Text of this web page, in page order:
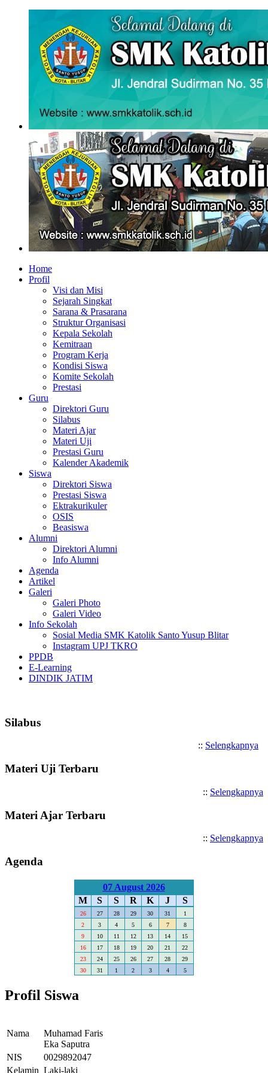
Home
Profil
Visi dan Misi
Sejarah Singkat
Sarana & Prasarana
Struktur Organisasi
Kepala Sekolah
Kemitraan
Program Kerja
Kondisi Siswa
Komite Sekolah
Prestasi
Guru
Direktori Guru
Silabus
Materi Ajar
Materi Uji
Prestasi Guru
Kalender Akademik
Siswa
Direktori Siswa
Prestasi Siswa
Ektrakurikuler
OSIS
Beasiswa
Alumni
Direktori Alumni
Info Alumni
Agenda
Artikel
Galeri
Galeri Photo
Galeri Video
Info Sekolah
Sosial Media SMK Katolik Santo Yusup Blitar
Instagram UPJ TKRO
PPDB
E-Learning
DINDIK JATIM
Silabus
:: Selengkapnya
Materi Uji Terbaru
:: Selengkapnya
Materi Ajar Terbaru
:: Selengkapnya
Agenda
07 August 2026
M
S S R K J S
26 27 28 29 30 31
1
2
3 4 5 6 7
8
9
10 11 12 13 14
15
16
17 18 19 20 21
22
23
24 25 26 27 28
29
30
31 1 2 3 4 5
Profil Siswa
Nama
Muhamad Faris
Eka Saputra
NIS
0029892047
Kelamin Laki-laki